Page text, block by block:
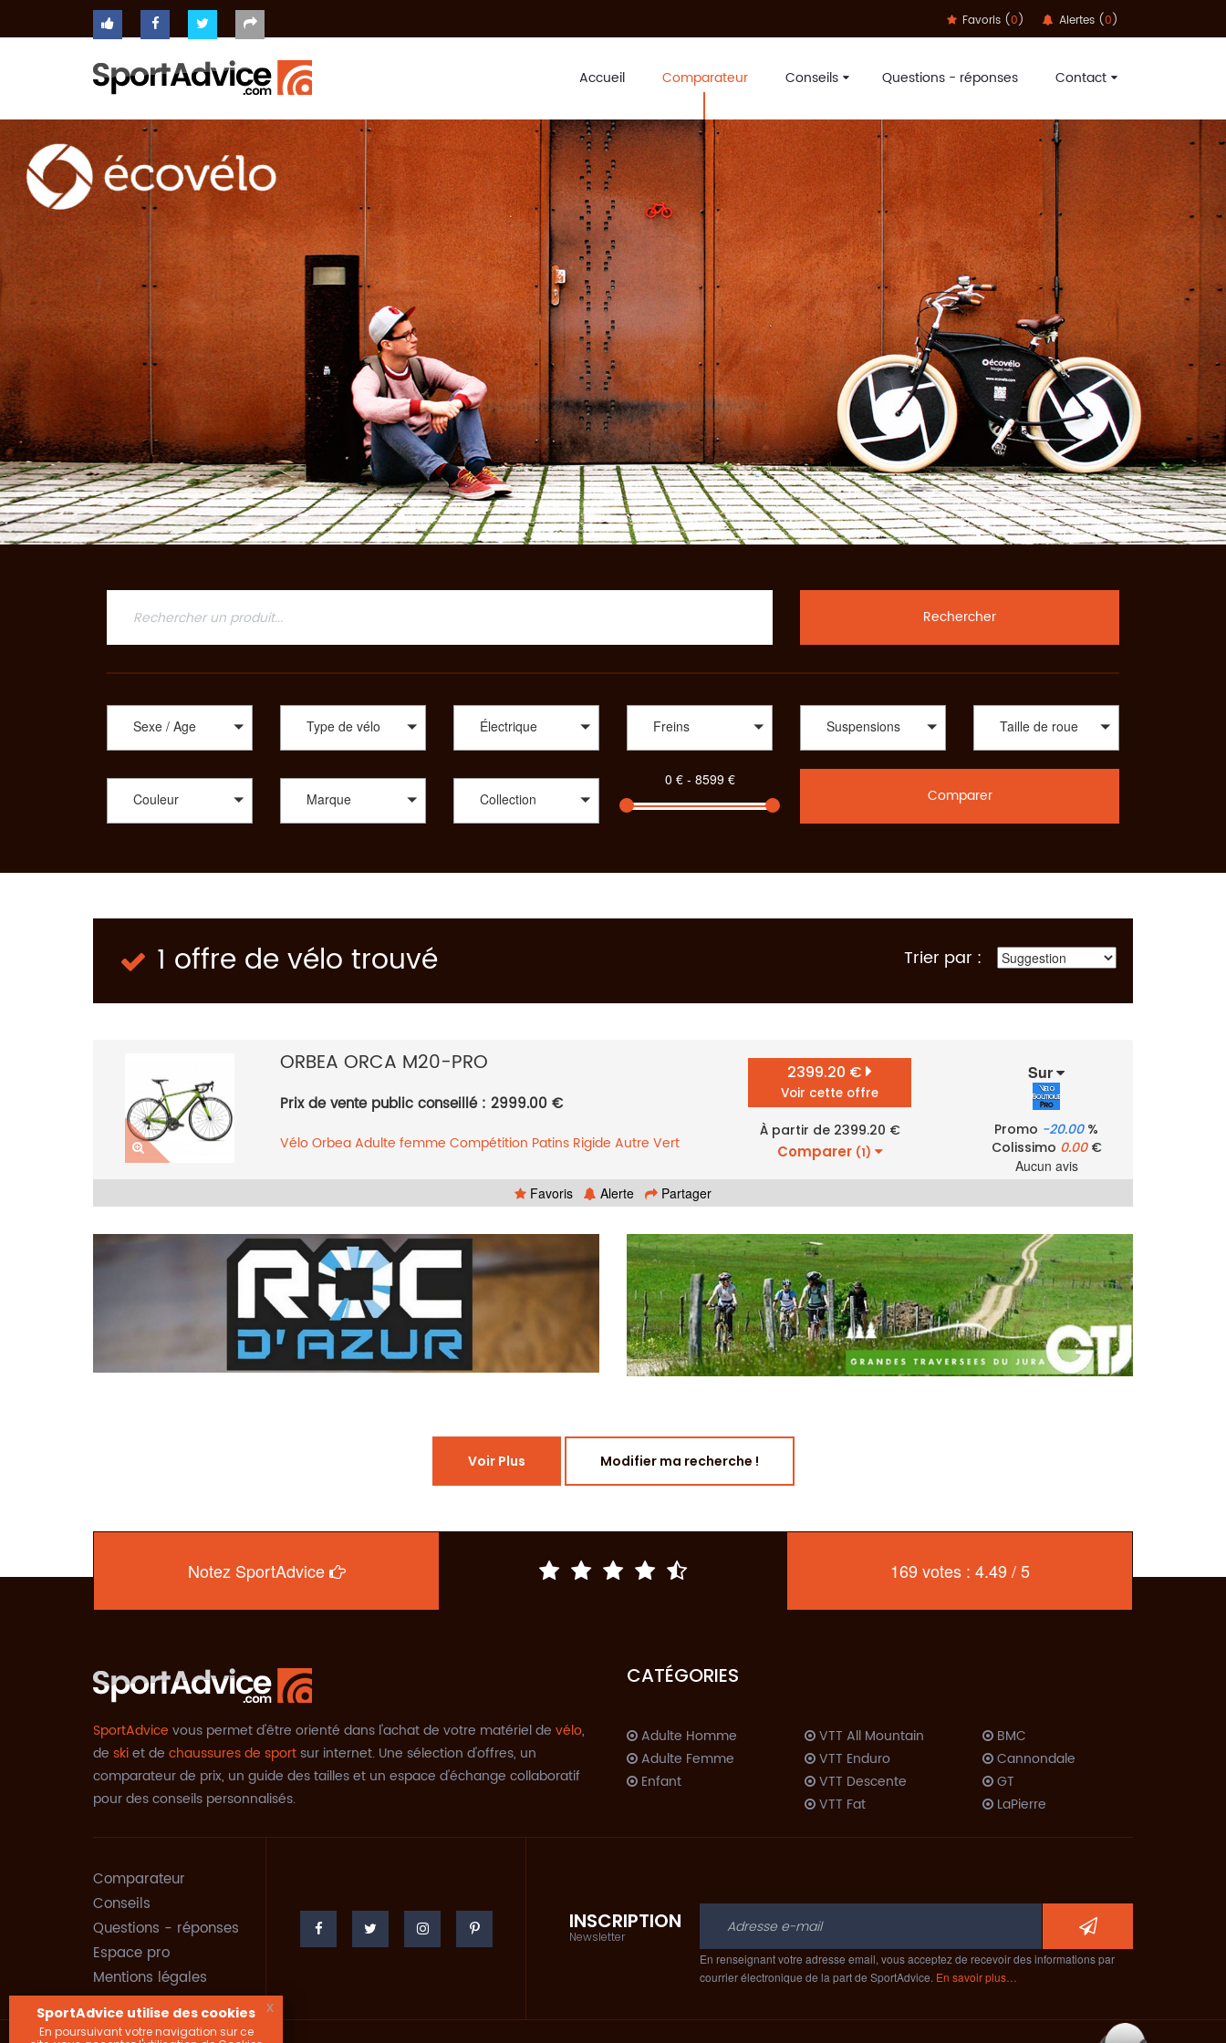
Favoris (0) Alertes (0)
Accueil Comparateur Conseils Questions - réponses Contact
ACCUEIL
CONSEILS
QUESTIONS
RÉPONSES
CONTACT
Rechercher
Sexe / Age Type de vélo Électrique Freins Suspensions Taille de roue
Couleur Marque Collection Comparer
1 offre de vélo trouvé Trier par :
ORBEA ORCA M20-PRO
Prix de vente public conseillé : 2999.00 €
VéloOrbeaAdulte femme Compétition Patins Rigide Autre Vert
2399.20 €
Voir cette offre
À partir de 2399.20 €
Comparer (1)
Sur
Promo -20.00%
Colissimo 0.00€
Aucun avis
Favoris
Alerte Partager
Voir Plus Modifier ma recherche !
Notez SportAdvice 169 votes : 4.49 / 5
SportAdvice vous permet d'être orienté dans l'achat de votre matériel de vélo,
de skiet de chaussures de sportsur internet. Une sélection d'offres, un
comparateur de prix, un guide des tailles et un espace d'échange collaboratif
pour des conseils personnalisés.
CATÉGORIES
Adulte Homme
Adulte Femme
Enfant
VTT All Mountain
VTT Enduro
VTT Descente
VTT Fat
Route
Compétition
Cyclo-Cross
Route
Route Polyvalent
BMC
Cannondale
GT
LaPierre
Specialized
Trek
Comparateur
Conseils
Questions - réponses
Espace pro
Mentions légales
INSCRIPTION
Newsletter
En renseignant votre adresse email, vous acceptez de recevoir des informations par
courrier électronique de la part de SportAdvice. En savoir plus…
SportAdvice utilise des cookies
En poursuivant votre navigation sur ce
x